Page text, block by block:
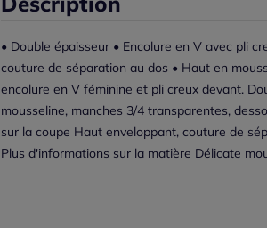
• Double épaisseur • Encolure en V avec pli
couture de séparation au dos • Haut en
encolure en V féminine et pli creux devant.
mousseline, manches 3/4 transparentes,
sur la coupe Haut enveloppant, couture de
Plus d'informations sur la matière Délicate